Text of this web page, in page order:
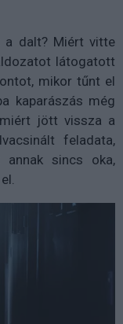
a dalt? Miért vitte
látogatott
mikor tűnt el
kaparászás még
jött vissza a
feladata,
sincs oka,